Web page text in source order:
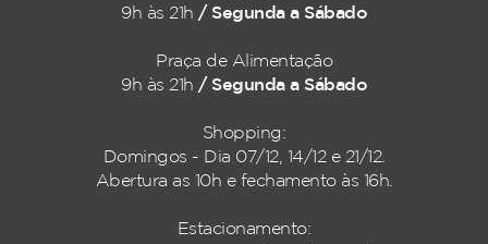
9h às 21h / Segunda a Sábado
Praça de Alimentação
9h às 21h / Segunda a Sábado
Shopping:
Domingos - Dia 07/12, 14/12 e 21/12.
Abertura as 10h e fechamento às 16h.
Estacionamento: